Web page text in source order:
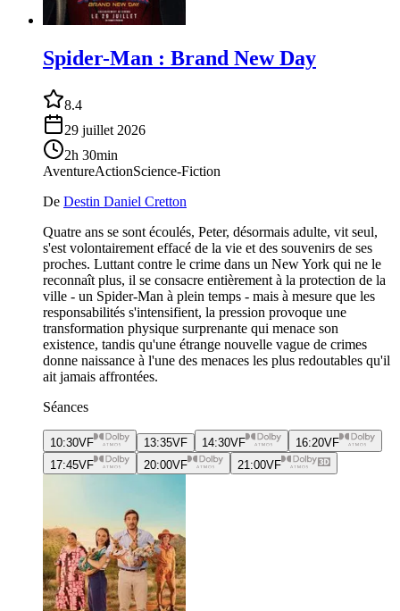
Spider-Man : Brand New Day
8.4
29 juillet 2026
2h 30min
AventureActionScience-Fiction
De Destin Daniel Cretton
Quatre ans se sont écoulés, Peter, désormais adulte, vit seul,
s'est volontairement effacé de la vie et des souvenirs de ses
proches. Luttant contre le crime dans un New York qui ne le
reconnaît plus, il se consacre entièrement à la protection de la
ville - un Spider-Man à plein temps - mais à mesure que les
responsabilités s'intensifient, la pression provoque une
transformation physique surprenante qui menace son
existence, tandis qu'une étrange nouvelle vague de crimes
donne naissance à l'une des menaces les plus redoutables qu'il
ait jamais affrontées.
Séances
10:30VF 13:35VF 14:30VF 16:20VF
17:45VF 20:00VF 21:00VF